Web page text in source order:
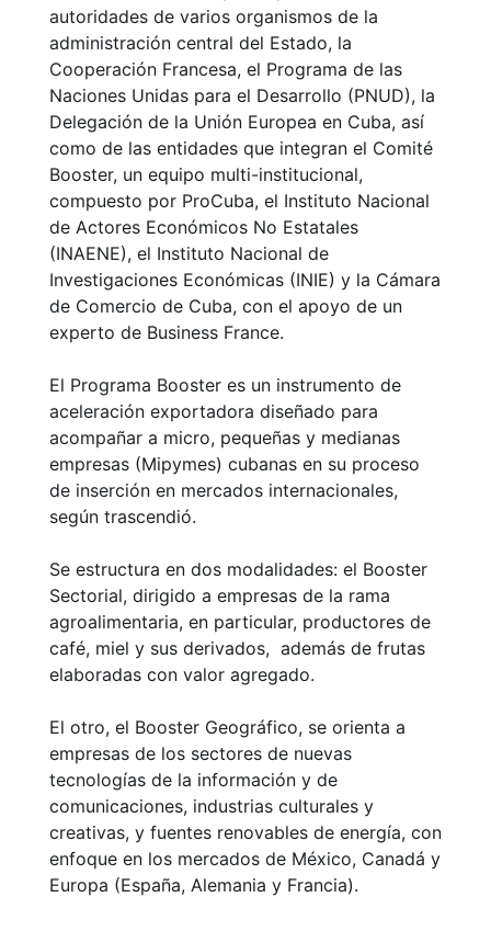
autoridades de varios organismos de la
administración central del Estado, la
Cooperación Francesa, el Programa de las
Naciones Unidas para el Desarrollo (PNUD), la
Delegación de la Unión Europea en Cuba, así
como de las entidades que integran el Comité
Booster, un equipo multi-institucional,
compuesto por ProCuba, el Instituto Nacional
de Actores Económicos No Estatales
(INAENE), el Instituto Nacional de
Investigaciones Económicas (INIE) y la Cámara
de Comercio de Cuba, con el apoyo de un
experto de Business France.
El Programa Booster es un instrumento de
aceleración exportadora diseñado para
acompañar a micro, pequeñas y medianas
empresas (Mipymes) cubanas en su proceso
de inserción en mercados internacionales,
según trascendió.
Se estructura en dos modalidades: el Booster
Sectorial, dirigido a empresas de la rama
agroalimentaria, en particular, productores de
café, miel y sus derivados, además de frutas
elaboradas con valor agregado.
El otro, el Booster Geográfico, se orienta a
empresas de los sectores de nuevas
tecnologías de la información y de
comunicaciones, industrias culturales y
creativas, y fuentes renovables de energía, con
enfoque en los mercados de México, Canadá y
Europa (España, Alemania y Francia).